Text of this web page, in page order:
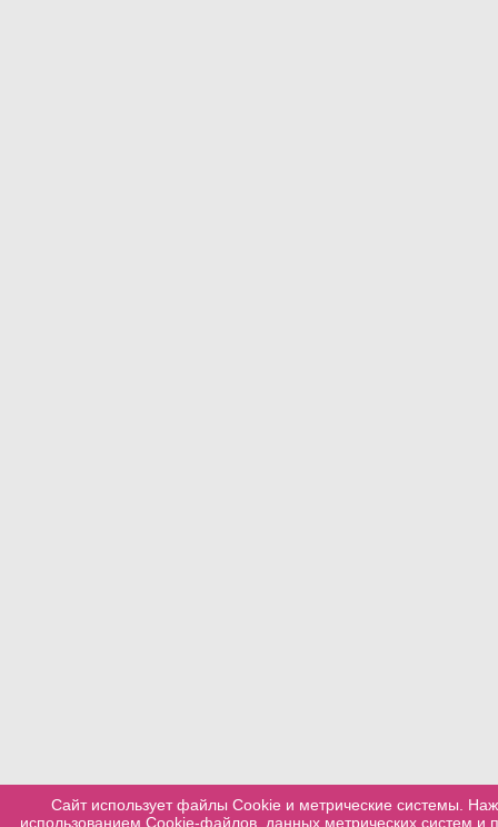
Сайт использует файлы Cookie и метрические системы.
использованием Cookie-файлов, данных метрических систем и